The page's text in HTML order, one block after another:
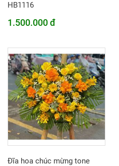
HB1116
1.500.000 đ
Đĩa hoa chúc mừng tone